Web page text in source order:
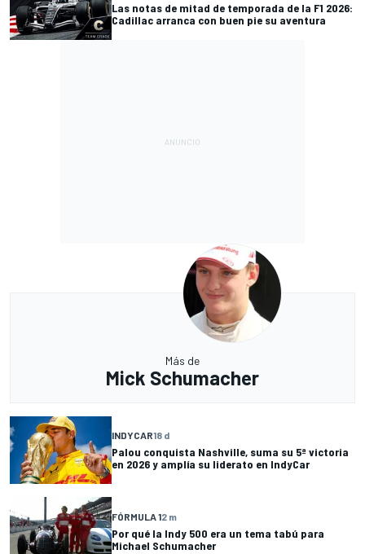
Las notas de mitad de temporada de la F1 2026:
Cadillac arranca con buen pie su aventura
Más de
Mick Schumacher
INDYCAR18 d
Palou conquista Nashville, suma su 5ª victoria
en 2026 y amplía su liderato en IndyCar
FÓRMULA 12 m
Por qué la Indy 500 era un tema tabú para
Michael Schumacher